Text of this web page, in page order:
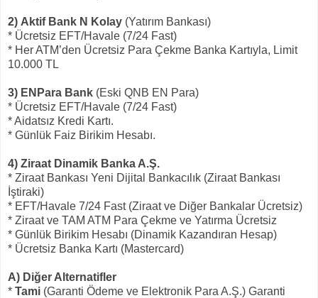
2) Aktif Bank N Kolay (Yatırım Bankası)
* Ücretsiz EFT/Havale (7/24 Fast)
* Her ATM’den Ücretsiz Para Çekme Banka Kartıyla, Limit
10.000 TL
3) ENPara Bank (Eski QNB EN Para)
* Ücretsiz EFT/Havale (7/24 Fast)
* Aidatsız Kredi Kartı.
* Günlük Faiz Birikim Hesabı.
4) Ziraat Dinamik Banka A.Ş.
* Ziraat Bankası Yeni Dijital Bankacılık (Ziraat Bankası
İştiraki)
* EFT/Havale 7/24 Fast (Ziraat ve Diğer Bankalar Ücretsiz)
* Ziraat ve TAM ATM Para Çekme ve Yatırma Ücretsiz
* Günlük Birikim Hesabı (Dinamik Kazandıran Hesap)
* Ücretsiz Banka Kartı (Mastercard)
A) Diğer Alternatifler
* Tami (Garanti Ödeme ve Elektronik Para A.Ş.) Garanti